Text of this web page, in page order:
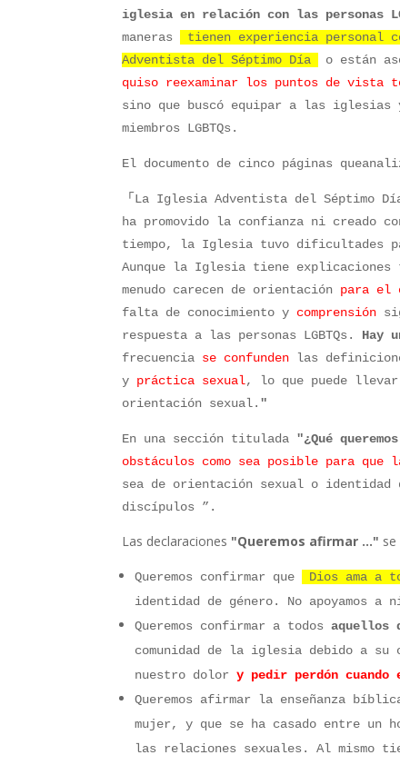
iglesia en relación con las personas
maneras
tienen experiencia personal
Adventista del Séptimo Día
o están
quiso reexaminar los puntos de vista
sino que buscó equipar a las iglesias
miembros LGBTQs.
El documento de cinco páginas
「 La Iglesia Adventista del Séptimo
ha promovido la confianza ni creado
tiempo, la Iglesia tuvo dificultades
Aunque la Iglesia tiene
menudo carecen de orientación para el
falta de conocimiento y comprensión
respuesta a las personas LGBTQs. Hay
frecuencia se confunden las
y práctica sexual, lo que puede llevar
orientación sexual. "
En una sección titulada "¿Qué
obstáculos como sea posible para
sea de orientación sexual o identidad
discípulos ”.
Las declaraciones "Queremos afirmar …"
Queremos confirmar que Dios ama a
identidad de género. No apoyamos a
Queremos confirmar a todosaquellos
comunidad de la iglesia debido a su
nuestro dolory pedir perdón cuando
Queremos afirmar la enseñanza
mujer,
y que se ha casado entre un
las relaciones sexuales. Al mismo